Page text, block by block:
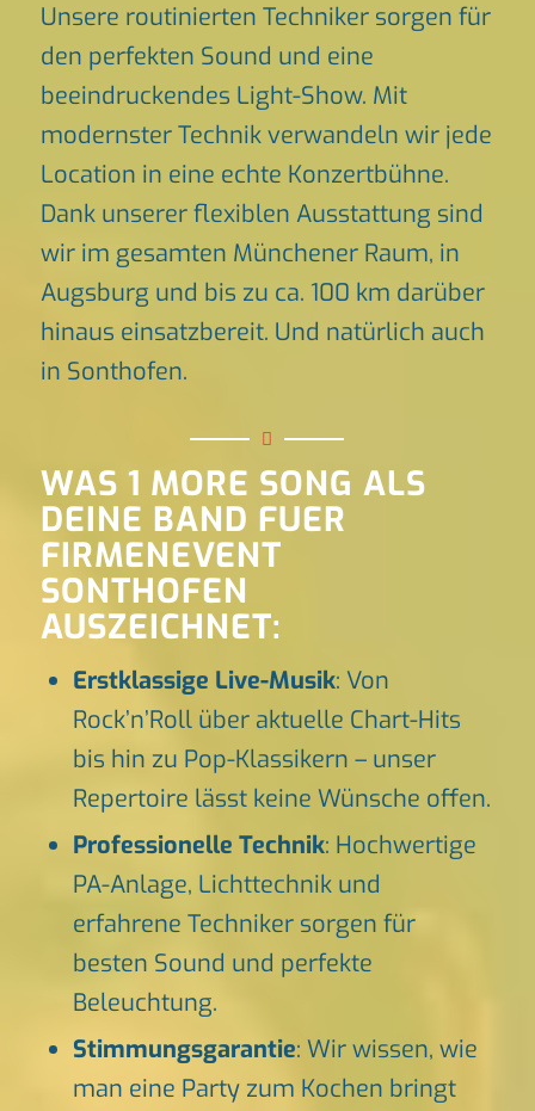
Unsere routinierten Techniker sorgen für
den perfekten Sound und eine
beeindruckendes Light-Show. Mit
modernster Technik verwandeln wir jede
Location in eine echte Konzertbühne.
Dank unserer flexiblen Ausstattung sind
wir im gesamten Münchener Raum, in
Augsburg und bis zu ca. 100 km darüber
hinaus einsatzbereit. Und natürlich auch
in Sonthofen.
WAS 1 MORE SONG ALS
DEINE BAND FUER
FIRMENEVENT
SONTHOFEN
AUSZEICHNET:
Erstklassige Live-Musik: Von
Rock’n’Roll über aktuelle Chart-Hits
bis hin zu Pop-Klassikern – unser
Repertoire lässt keine Wünsche offen.
Professionelle Technik: Hochwertige
PA-Anlage, Lichttechnik und
erfahrene Techniker sorgen für
besten Sound und perfekte
Beleuchtung.
Stimmungsgarantie: Wir wissen, wie
man eine Party zum Kochen bringt